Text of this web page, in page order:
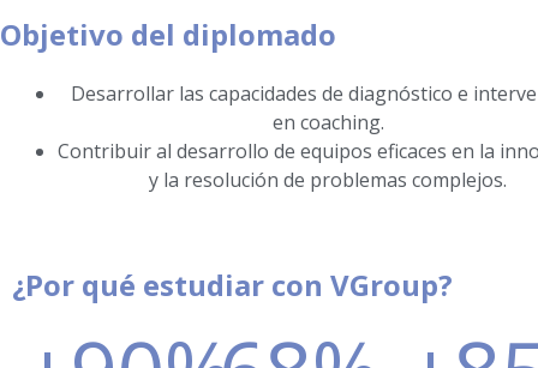
Objetivo del diplomado
Desarrollar las capacidades de diagnóstico e
en coaching.
Contribuir al desarrollo de equipos eficaces en la
y la resolución de problemas complejos.
¿Por qué estudiar con VGroup?